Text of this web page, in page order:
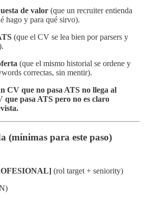
de valor (que un recruiter entienda
hago y para qué sirvo).
(que el CV se lea bien por parsers y
(que el mismo historial se ordene y
correctas, sin mentir).
CV que no pasa ATS no llega al
pasa ATS pero no es claro
(mínimas para este paso)
(rol target + seniority)